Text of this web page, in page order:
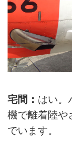
宅間： はい。
機で離着陸や
でいます。